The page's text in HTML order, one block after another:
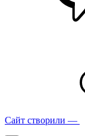
Сайт створили —